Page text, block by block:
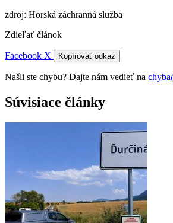
zdroj: Horská záchranná služba
Zdieľať článok
Facebook X Kopírovať odkaz
Našli ste chybu? Dajte nám vedieť na
Súvisiace články